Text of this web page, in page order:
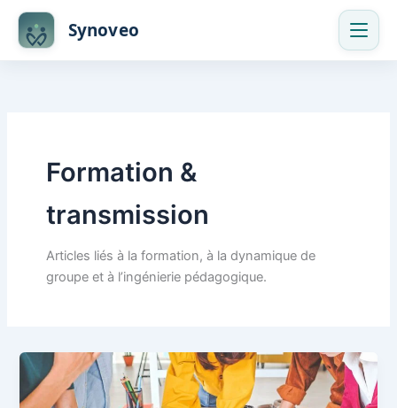
Skip
content
Synoveo
Formation &
transmission
Articles liés à la formation, à la dynamique de
groupe et à l’ingénierie pédagogique.